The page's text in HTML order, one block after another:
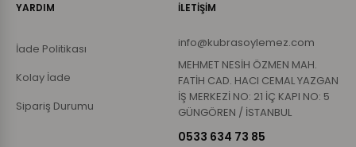
YARDIM
İade Politikası
Kolay İade
Sipariş Durumu
İLETİŞİM
info@kubrasoylemez.com
MEHMET NESİH ÖZMEN MAH.
FATİH CAD. HACI CEMAL YAZGAN
İŞ MERKEZİ NO: 21 İÇ KAPI NO: 5
GÜNGÖREN / İSTANBUL
0533 634 73 85